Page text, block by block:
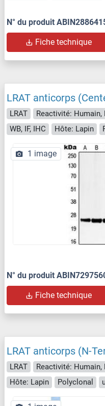
N° du produit
Fiche technique
LRAT anticorps
LRAT
WB, IF, IHC
Hôte: Lapin
1 image
N° du produit
Fiche technique
LRAT anticorps (N-
LRAT
Hôte: Lapin
Polyclonal